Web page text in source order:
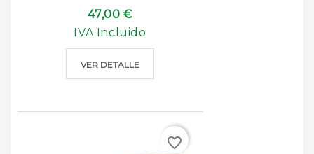
47,00 €
IVA Incluido
VER DETALLE
favorite_border